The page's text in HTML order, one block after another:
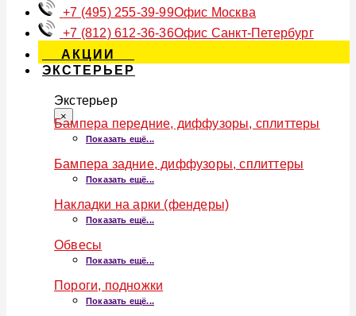
+7 (495) 255-39-99Офис Москва
+7 (812) 612-36-36Офис Санкт-Петербург
АКЦИИ
ЭКСТЕРЬЕР
Экстерьер
×
Бампера передние, диффузоры, сплиттеры
Показать ещё...
Бампера задние, диффузоры, сплиттеры
Показать ещё...
Накладки на арки (фендеры)
Показать ещё...
Обвесы
Показать ещё...
Пороги, подножки
Показать ещё...